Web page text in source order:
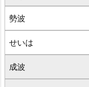
勢波
せいは
成波